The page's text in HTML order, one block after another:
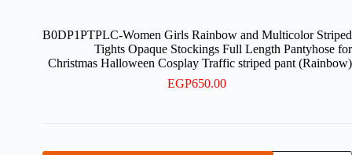
B0DP1PTPLC-Women Girls Rainbow and Multicolor Striped
Tights Opaque Stockings Full Length Pantyhose for
Christmas Halloween Cosplay Traffic striped pant (Rainbow)
EGP650.00